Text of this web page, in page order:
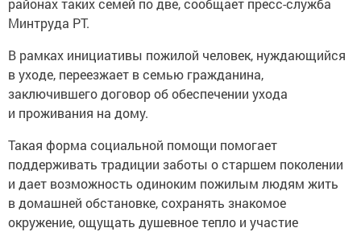
районах таких семей по две, сообщает пресс-служба
Минтруда РТ.
В рамках инициативы пожилой человек, нуждающийся
в уходе, переезжает в семью гражданина,
заключившего договор об обеспечении ухода
и проживания на дому.
Такая форма социальной помощи помогает
поддерживать традиции заботы о старшем поколении
и дает возможность одиноким пожилым людям жить
в домашней обстановке, сохранять знакомое
окружение, ощущать душевное тепло и участие